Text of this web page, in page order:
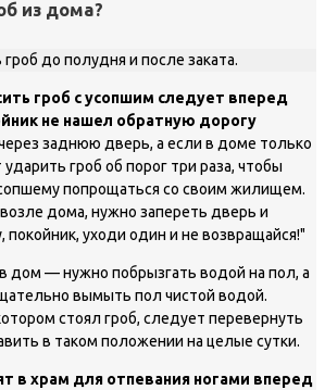
из дома?
до полудня и после заката.
гроб с усопшим следует вперед
не нашел обратную дорогу
заднюю дверь, а если в доме только
гроб об порог три раза, чтобы
попрощаться со своим жилищем.
дома, нужно запереть дверь и
покойник, уходи один и не возвращайся!"
дом — нужно побрызгать водой на пол, а
вымыть пол чистой водой.
стоял гроб, следует перевернуть
в таком положении на целые сутки.
в храм для отпевания ногами вперед